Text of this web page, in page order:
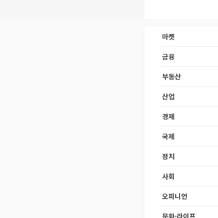
마켓
금융
부동산
산업
경제
국제
정치
사회
오피니언
문화·라이프